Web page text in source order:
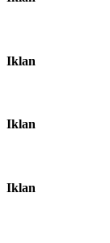
Iklan
Iklan
Iklan